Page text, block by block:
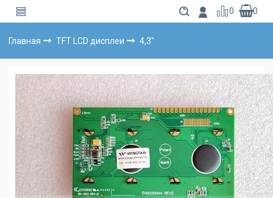
0 0
Главная TFT LCD дисплеи 4,3"